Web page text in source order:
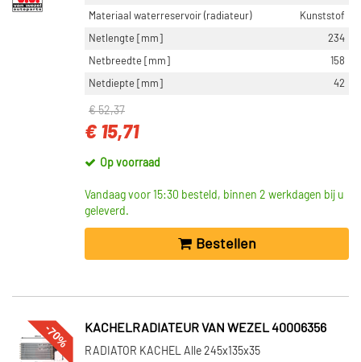
Materiaal waterreservoir (radiateur)
Kunststof
Netlengte [mm]
234
Netbreedte [mm]
158
Netdiepte [mm]
42
€ 52,37
€ 15,71
Op voorraad
Vandaag voor 15:30 besteld, binnen 2 werkdagen bij u
geleverd.
Bestellen
-70% KACHELRADIATEUR VAN WEZEL 40006356
RADIATOR KACHEL Alle 245x135x35